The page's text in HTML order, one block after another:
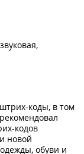
коды, в том
кодов
новой
обуви и